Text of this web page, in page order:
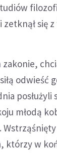
się
odwieść
posłużyli
młodą
którzy w